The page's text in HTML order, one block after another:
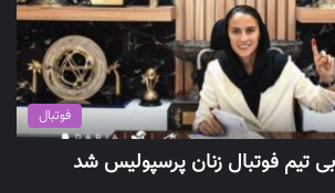
فوتبال
تیم فوتبال زنان پرسپولیس شد